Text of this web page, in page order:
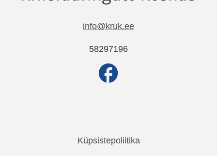
info@kruk.ee
58297196
Küpsistepoliitika